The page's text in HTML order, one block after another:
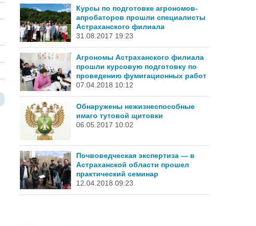
Курсы по подготовке агрономов-
апробаторов прошли специалисты
Астраханского филиала
31.08.2017 19:23
Агрономы Астраханского филиала
прошли курсовую подготовку по
проведению фумигационных работ
07.04.2018 10:12
Обнаружены нежизнеспособные
имаго тутовой щитовки
06.05.2017 10:02
Почвоведческая экспертиза — в
Астраханской области прошел
практический семинар
12.04.2018 09:23